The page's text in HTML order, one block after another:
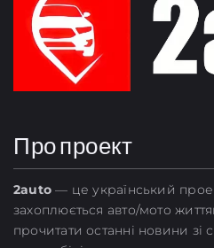
Про проект
2auto — це український
захоплюється авто/мото
прочитати останні новини зі